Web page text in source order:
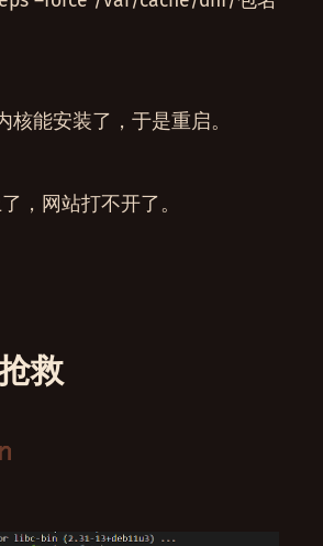
核能安装了，于是重启。
，网站打不开了。
救